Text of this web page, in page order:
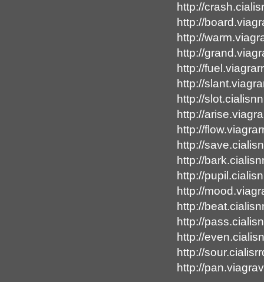
http://
http://
http://
http://
http://
http://
http://
http://
http://
http://
http://
http://
http://
http://
http://
http://
http://
http://